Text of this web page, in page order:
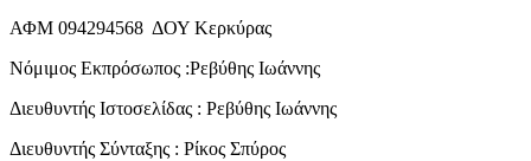
ΑΦΜ 094294568 ΔΟΥ Κερκύρας
Νόμιμος Εκπρόσωπος :Ρεβύθης Ιωάννης
Διευθυντής Ιστοσελίδας : Ρεβύθης Ιωάννης
Διευθυντής Σύνταξης : Ρίκος Σπύρος